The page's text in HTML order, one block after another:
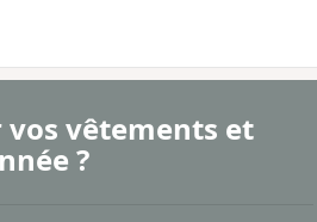
vos vêtements et
?